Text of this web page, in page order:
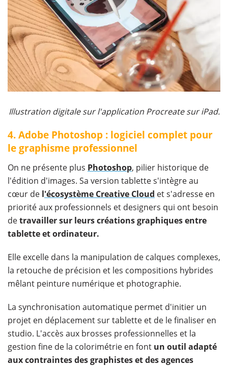
Illustration digitale sur l'application Procreate sur iPad.
4. Adobe Photoshop : logiciel complet pour
le graphisme professionnel
On ne présente plus Photoshop, pilier historique de
l'édition d'images. Sa version tablette s'intègre au
cœur de l'écosystème Creative Cloud et s'adresse en
priorité aux professionnels et designers qui ont besoin
detravailler sur leurs créations graphiques entre
tablette et ordinateur.
Elle excelle dans la manipulation de calques complexes,
la retouche de précision et les compositions hybrides
mêlant peinture numérique et photographie.
La synchronisation automatique permet d'initier un
projet en déplacement sur tablette et de le finaliser en
studio. L'accès aux brosses professionnelles et la
gestion fine de la colorimétrie en font un outil adapté
aux contraintes des graphistes et des agences